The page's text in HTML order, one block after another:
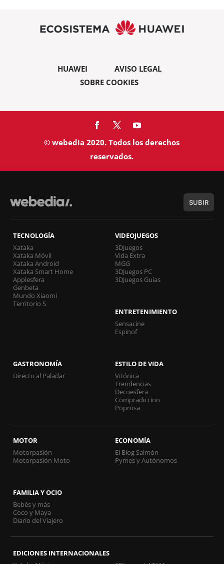
HUAWEI
AVISO LEGAL
SOBRE COOKIES
© webedia 2020. Todos los derechos
reservados.
SUBIR
TECNOLOGÍA
Xataka
Xataka Móvil
Xataka Android
Xataka Smart Home
Applesfera
Genbeta
Mundo Xiaomi
Territorio S
VIDEOJUEGOS
3DJuegos
Vida Extra
MGG
3DJuegos PC
3DJuegos Guías
ENTRETENIMIENTO
Sensacine
Espinof
GASTRONOMÍA
Directo al Paladar
ESTILO DE VIDA
Vitónica
Trendencias
Decoesfera
Compradiccion
Poprosa
MOTOR
Motorpasión
Motorpasión Moto
ECONOMÍA
El Blog Salmón
Pymes y Autónomos
FAMILIA Y OCIO
Bebés y más
Coco y Maya
Diario del Viajero
EDICIONES INTERNACIONALES